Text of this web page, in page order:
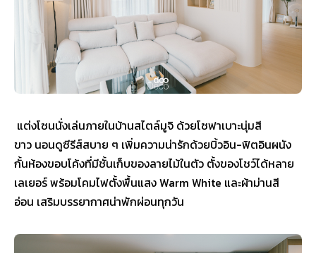
แต่งโซนนั่งเล่นภายในบ้านสไตล์มูจิ ด้วยโซฟาเบาะนุ่มสี
ขาว นอนดูซีรีส์สบาย ๆ เพิ่มความน่ารักด้วยบิ้วอิน-ฟิตอินผนัง
กั้นห้องขอบโค้งที่มีชั้นเก็บของลายไม้ในตัว ตั้งของโชว์ได้หลาย
เลเยอร์ พร้อมโคมไฟตั้งพื้นแสง Warm White และผ้าม่านสี
อ่อน เสริมบรรยากาศน่าพักผ่อนทุกวัน